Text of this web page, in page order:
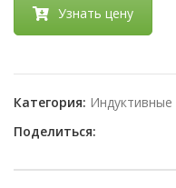
Узнать цену
Категория: Индуктивные
Поделиться: